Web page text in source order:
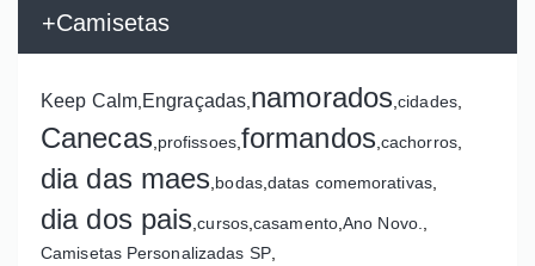
+Camisetas
Keep Calm, Engraçadas namorados ,cidades,
Canecas profissoes, formandos cachorros,
dia das maes bodas, datas comemorativas,
dia dos pais ,cursos,casamento,Ano Novo.
Camisetas Personalizadas SP,